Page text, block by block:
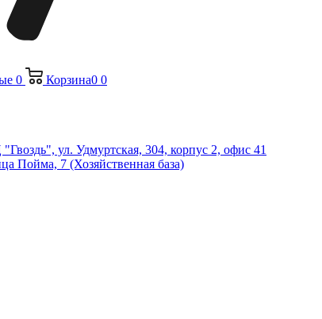
0 Корзина0 0
ул. Удмуртская, 304, корпус 2, офис 41
Пойма, 7 (Хозяйственная база)